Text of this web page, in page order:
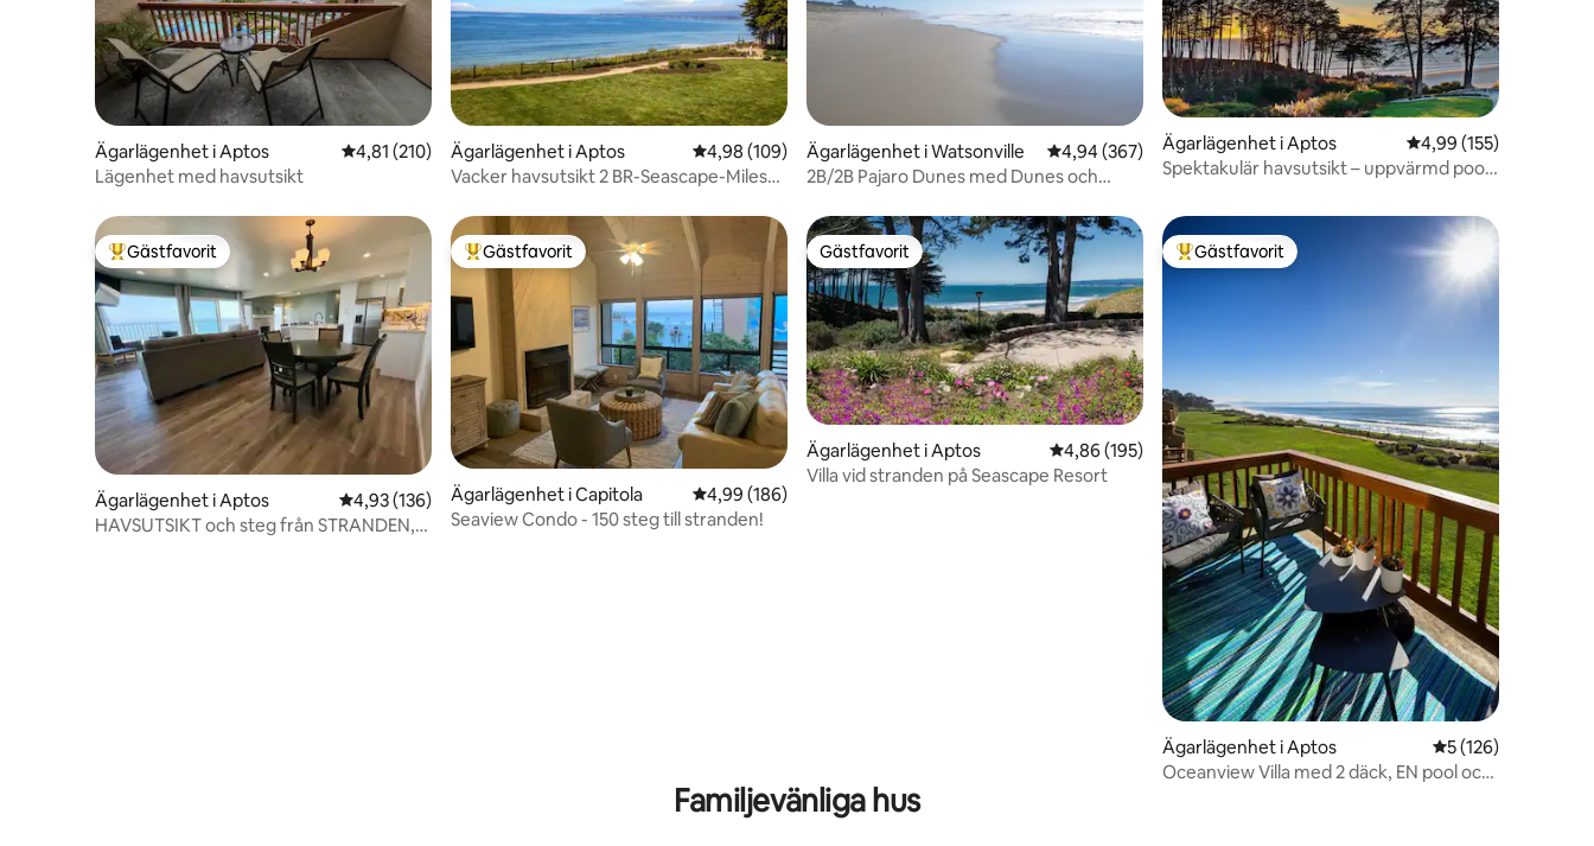
Ägarlägenhet i Aptos 4,81 av 5 i genomsnittligt betyg, 210 omdömen
4,81 (210)
Lägenhet med havsutsikt
Ägarlägenhet i Aptos 4,98 av 5 i genomsnittligt betyg, 109 omdömen
4,98 (109)
Vacker havsutsikt 2 BR-Seascape-Miles
Ägarlägenhet i Watsonville 4,94 av 5 i genomsnittligt betyg, 367 omdömen
4,94 (367)
2B/2B Pajaro Dunes med Dunes och
Ägarlägenhet i Aptos 4,99 av 5 i
4,99 (155)
Spektakulär havsutsikt – uppvärmd pool
Populär gästfavorit
Gästfavorit
Ägarlägenhet i Aptos 4,93 av 5 i genomsnittligt betyg, 136 omdömen
4,93 (136)
HAVSUTSIKT och steg från STRANDEN,
Populär gästfavorit
Gästfavorit
Ägarlägenhet i Capitola 4,99 av 5 i genomsnittligt betyg, 186 omdömen
4,99 (186)
Seaview Condo - 150 steg till stranden!
Gästfavorit
Gästfavorit
Ägarlägenhet i Aptos 4,86 av 5 i genomsnittligt betyg, 195 omdömen
4,86 (195)
Villa vid stranden på Seascape Resort
Populär gästfavorit
Gästfavorit
Ägarlägenhet i Aptos 5 av 5 i
5 (126)
Oceanview Villa med 2 däck, EN pool och
Familjevänliga hus